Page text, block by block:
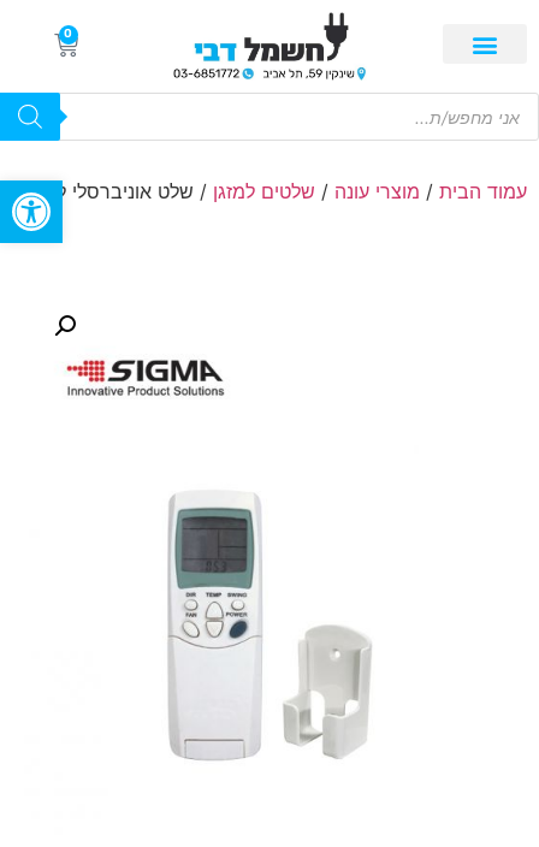
פתח
0
עמוד הבית / מוצרי עונה / שלטים למזגן / שלט אוניברסלי למזגן